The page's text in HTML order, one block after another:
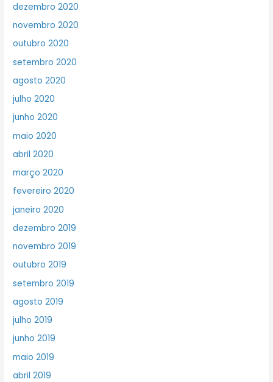
dezembro 2020
novembro 2020
outubro 2020
setembro 2020
agosto 2020
julho 2020
junho 2020
maio 2020
abril 2020
março 2020
fevereiro 2020
janeiro 2020
dezembro 2019
novembro 2019
outubro 2019
setembro 2019
agosto 2019
julho 2019
junho 2019
maio 2019
abril 2019